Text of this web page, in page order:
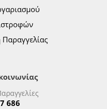
686